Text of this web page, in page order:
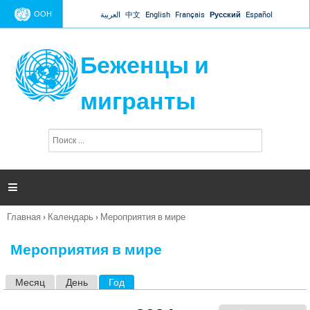
Jump to navigation
ООН العربية 中文 English Français Русский Español
Беженцы и
мигранты
п
и

Вы
Главная › Календарь › Мероприятия в мире
Мероприятия в мире
Месяц День Год